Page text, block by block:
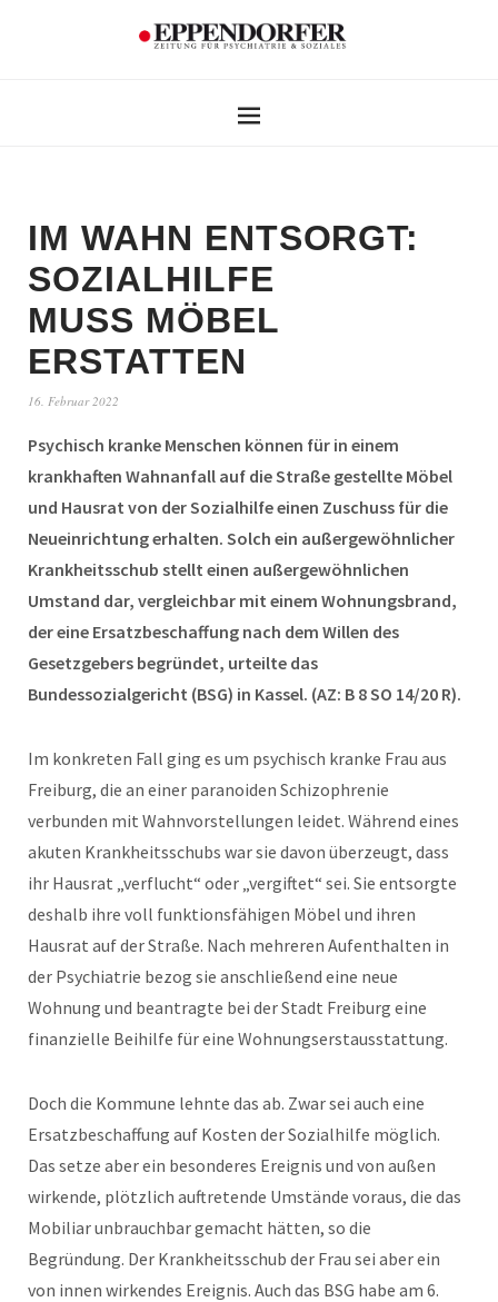
IM WAHN ENTSORGT:
SOZIALHILFE
MUSS MÖBEL
ERSTATTEN
16. Februar 2022
Psychisch kranke Menschen können für in einem
krankhaften Wahnanfall auf die Straße gestellte Möbel
und Hausrat von der Sozialhilfe einen Zuschuss für die
Neueinrichtung erhalten. Solch ein außergewöhnlicher
Krankheitsschub stellt einen außergewöhnlichen
Umstand dar, vergleichbar mit einem Wohnungsbrand,
der eine Ersatzbeschaffung nach dem Willen des
Gesetzgebers begründet, urteilte das
Bundessozialgericht (BSG) in Kassel. (AZ: B 8 SO 14/20 R).
Im konkreten Fall ging es um psychisch kranke Frau aus
Freiburg, die an einer paranoiden Schizophrenie
verbunden mit Wahnvorstellungen leidet. Während eines
akuten Krankheitsschubs war sie davon überzeugt, dass
ihr Hausrat „verflucht“ oder „vergiftet“ sei. Sie entsorgte
deshalb ihre voll funktionsfähigen Möbel und ihren
Hausrat auf der Straße. Nach mehreren Aufenthalten in
der Psychiatrie bezog sie anschließend eine neue
Wohnung und beantragte bei der Stadt Freiburg eine
finanzielle Beihilfe für eine Wohnungserstausstattung.
Doch die Kommune lehnte das ab. Zwar sei auch eine
Ersatzbeschaffung auf Kosten der Sozialhilfe möglich.
Das setze aber ein besonderes Ereignis und von außen
wirkende, plötzlich auftretende Umstände voraus, die das
Mobiliar unbrauchbar gemacht hätten, so die
Begründung. Der Krankheitsschub der Frau sei aber ein
von innen wirkendes Ereignis. Auch das BSG habe am 6.